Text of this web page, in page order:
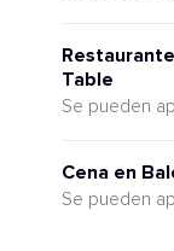
Table
Se pueden
Cena en
Se pueden